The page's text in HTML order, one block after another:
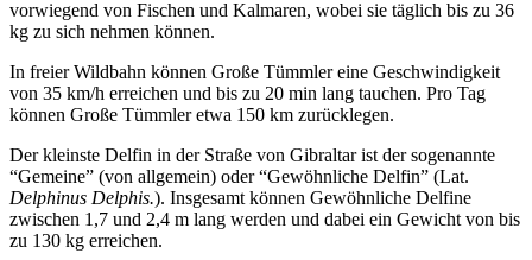
vorwiegend von Fischen und Kalmaren, wobei sie täglich bis zu 36
kg zu sich nehmen können.
In freier Wildbahn können Große Tümmler eine Geschwindigkeit
von 35 km/h erreichen und bis zu 20 min lang tauchen. Pro Tag
können Große Tümmler etwa 150 km zurücklegen.
Der kleinste Delfin in der Straße von Gibraltar ist der sogenannte
“Gemeine” (von allgemein) oder “Gewöhnliche Delfin” (Lat.
Delphinus Delphis.). Insgesamt können Gewöhnliche Delfine
zwischen 1,7 und 2,4 m lang werden und dabei ein Gewicht von bis
zu 130 kg erreichen.